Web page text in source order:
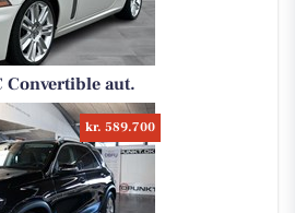
Convertible aut.
kr. 589.700